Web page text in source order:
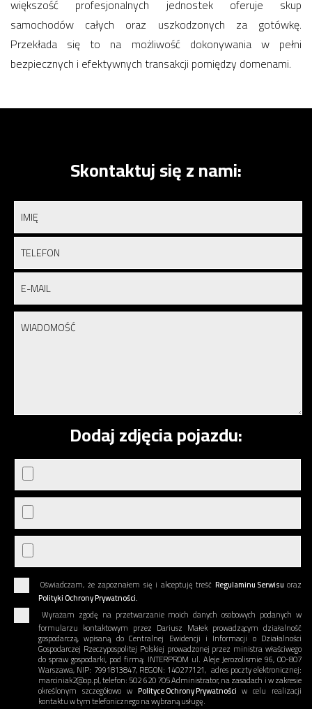
większość profesjonalnych jednostek oferuje skup
samochodów całych oraz uszkodzonych za gotówkę.
Przekłada się to na możliwość dokonywania w pełni
bezpiecznych i efektywnych transakcji pomiędzy domenami.
Skontaktuj się z nami:
Dodaj zdjęcia pojazdu:
Oświadczam, że zapoznałem się i akceptuję treść Regulaminu Serwisu oraz
Polityki Ochrony Prywatności.
Wyrażam zgodę na przetwarzanie moich danych osobowych podanych w
formularzu kontaktowym przez Dariusz Małek prowadzącym działalność
gospodarczą, wpisaną do Centralnej Ewidencji i Informacji o Działalności
Gospodarczej Rzeczypospolitej Polskiej prowadzonej przez ministra właściwego
do spraw gospodarki, pod firmą: INTERPROM ul. Aleje Jerozolismie 96, 00-807
Warszawa, NIP: 7991813847, REGON: 140277121, adres poczty elektronicznej:
marciniak2@op.pl, telefon: 502 620 705 Administrator, na zasadach i w zakresie
określonym szczegółowo w Polityce Ochrony Prywatności w celu realizacji
kontaktu w tym telefonicznego na wybraną usługę.